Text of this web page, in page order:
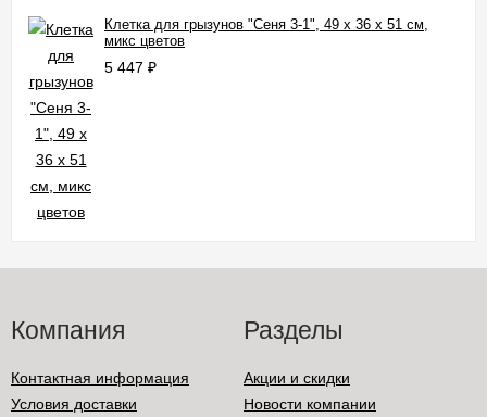
Клетка для грызунов "Сеня 3-1", 49 x 36 x 51 см,
микс цветов
5 447 ₽
Компания
Контактная информация
Условия доставки
Разделы
Акции и скидки
Новости компании